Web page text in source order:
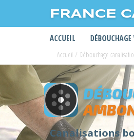
FRANCE
ACCUEIL DÉBOUCHAGE
Accueil / Débouchage
Canalisations